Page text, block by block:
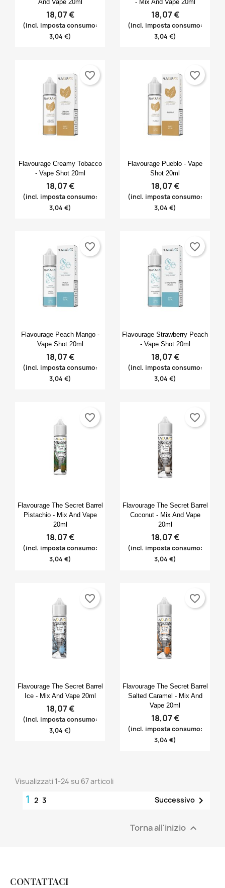
Annulla Crea lista dei desideri
((modalDeleteText))
Accedi
And Vape 20ml
18,07 €
(incl. imposta consumo:
3,04 €)
- Mix And Vape 20ml
18,07 €
(incl. imposta consumo:
3,04 €)
Anteprima
Flavourage Creamy Tobacco
- Vape Shot 20ml
18,07 €
(incl. imposta consumo:
3,04 €)
favorite_border
Anteprima
Flavourage Pueblo - Vape
Shot 20ml
18,07 €
(incl. imposta consumo:
3,04 €)
favorite_border
Anteprima
Flavourage Peach Mango -
Vape Shot 20ml
18,07 €
(incl. imposta consumo:
3,04 €)
favorite_border
Anteprima
Flavourage Strawberry Peach
- Vape Shot 20ml
18,07 €
(incl. imposta consumo:
3,04 €)
favorite_border
Anteprima
Flavourage The Secret Barrel
Pistachio - Mix And Vape
20ml
18,07 €
(incl. imposta consumo:
3,04 €)
favorite_border
Anteprima
Flavourage The Secret Barrel
Coconut - Mix And Vape
20ml
18,07 €
(incl. imposta consumo:
3,04 €)
favorite_border
Anteprima
Flavourage The Secret Barrel
Ice - Mix And Vape 20ml
18,07 €
(incl. imposta consumo:
3,04 €)
favorite_border
Anteprima
Flavourage The Secret Barrel
Salted Caramel - Mix And
Vape 20ml
18,07 €
(incl. imposta consumo:
3,04 €)
favorite_border
Visualizzati 1-24 su 67 articoli
1 2 3 Successivo 
Torna all'inizio 
CONTATTACI